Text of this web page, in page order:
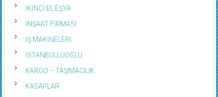
İKİNCİ EL EŞYA
İNŞAAT FİRMASI
İŞ MAKİNELERİ
İSTANBULLUOĞLU
KARGO – TAŞIMACILIK
KASAPLAR